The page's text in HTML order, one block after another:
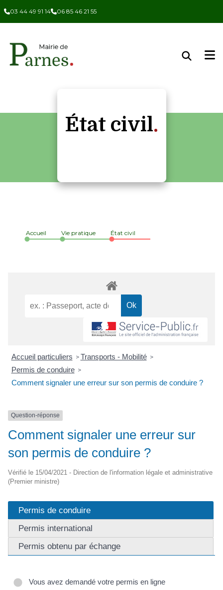
03 44 49 91 14 06 85 46 21 55
État civil
Accueil Vie pratique État civil
Accueil particuliers > Transports - Mobilité >
Permis de conduire >
Comment signaler une erreur sur son permis de conduire ?
Question-réponse
Comment signaler une erreur sur
son permis de conduire ?
Vérifié le 15/04/2021 - Direction de l'information légale et administrative
(Premier ministre)
Permis de conduire
Permis international
Permis obtenu par échange
Vous avez demandé votre permis en ligne
Panneau de gestion des cookies